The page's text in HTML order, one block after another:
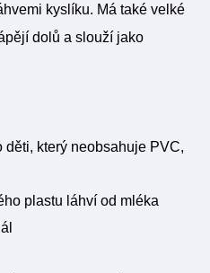
kyslíku. Má také velké
dolů a slouží jako
děti, který neobsahuje PVC,
plastu láhví od mléka